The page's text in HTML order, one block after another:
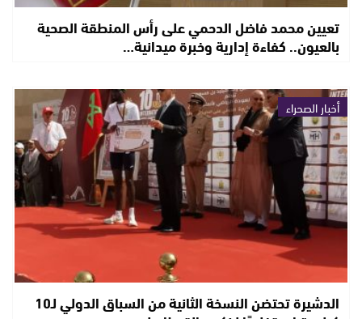
تعيين محمد فاضل الدحمي على رأس المنطقة الصحية
بالعيون.. كفاءة إدارية وخبرة ميدانية…
أخبار الصحراء
الدشيرة تحتضن النسخة الثانية من السباق الدولي لـ10